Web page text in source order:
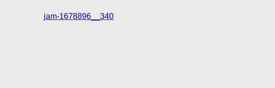
jam-1678896__340